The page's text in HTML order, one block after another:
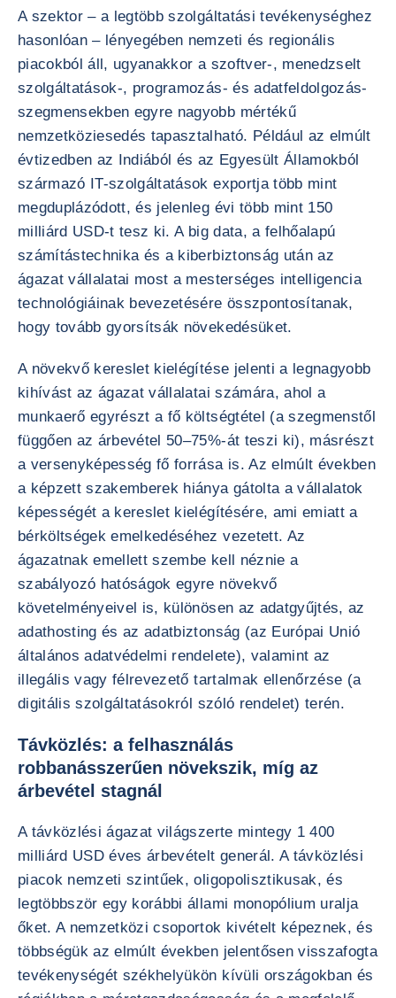
A szektor – a legtöbb szolgáltatási tevékenységhez
hasonlóan – lényegében nemzeti és regionális
piacokból áll, ugyanakkor a szoftver-, menedzselt
szolgáltatások-, programozás- és adatfeldolgozás-
szegmensekben egyre nagyobb mértékű
nemzetköziesedés tapasztalható. Például az elmúlt
évtizedben az Indiából és az Egyesült Államokból
származó IT-szolgáltatások exportja több mint
megduplázódott, és jelenleg évi több mint 150
milliárd USD-t tesz ki. A big data, a felhőalapú
számítástechnika és a kiberbiztonság után az
ágazat vállalatai most a mesterséges intelligencia
technológiáinak bevezetésére összpontosítanak,
hogy tovább gyorsítsák növekedésüket.
A növekvő kereslet kielégítése jelenti a legnagyobb
kihívást az ágazat vállalatai számára, ahol a
munkaerő egyrészt a fő költségtétel (a szegmenstől
függően az árbevétel 50–75%-át teszi ki), másrészt
a versenyképesség fő forrása is. Az elmúlt években
a képzett szakemberek hiánya gátolta a vállalatok
képességét a kereslet kielégítésére, ami emiatt a
bérköltségek emelkedéséhez vezetett. Az
ágazatnak emellett szembe kell néznie a
szabályozó hatóságok egyre növekvő
követelményeivel is, különösen az adatgyűjtés, az
adathosting és az adatbiztonság (az Európai Unió
általános adatvédelmi rendelete), valamint az
illegális vagy félrevezető tartalmak ellenőrzése (a
digitális szolgáltatásokról szóló rendelet) terén.
Távközlés: a felhasználás
robbanásszerűen növekszik, míg az
árbevétel stagnál
A távközlési ágazat világszerte mintegy 1 400
milliárd USD éves árbevételt generál. A távközlési
piacok nemzeti szintűek, oligopolisztikusak, és
legtöbbször egy korábbi állami monopólium uralja
őket. A nemzetközi csoportok kivételt képeznek, és
többségük az elmúlt években jelentősen visszafogta
tevékenységét székhelyükön kívüli országokban és